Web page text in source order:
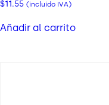
$11.55 (incluido IVA)
Añadir al carrito